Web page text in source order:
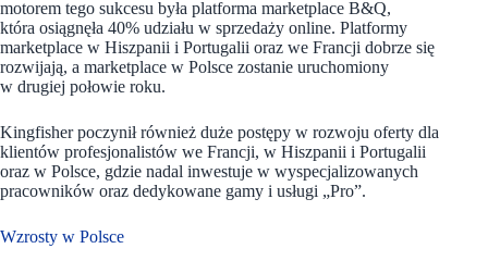
motorem tego sukcesu była platforma marketplace B&Q,
która osiągnęła 40% udziału w sprzedaży online. Platformy
marketplace w Hiszpanii i Portugalii oraz we Francji dobrze się
rozwijają, a marketplace w Polsce zostanie uruchomiony
w drugiej połowie roku.
Kingfisher poczynił również duże postępy w rozwoju oferty dla
klientów profesjonalistów we Francji, w Hiszpanii i Portugalii
oraz w Polsce, gdzie nadal inwestuje w wyspecjalizowanych
pracowników oraz dedykowane gamy i usługi „Pro”.
Wzrosty w Polsce